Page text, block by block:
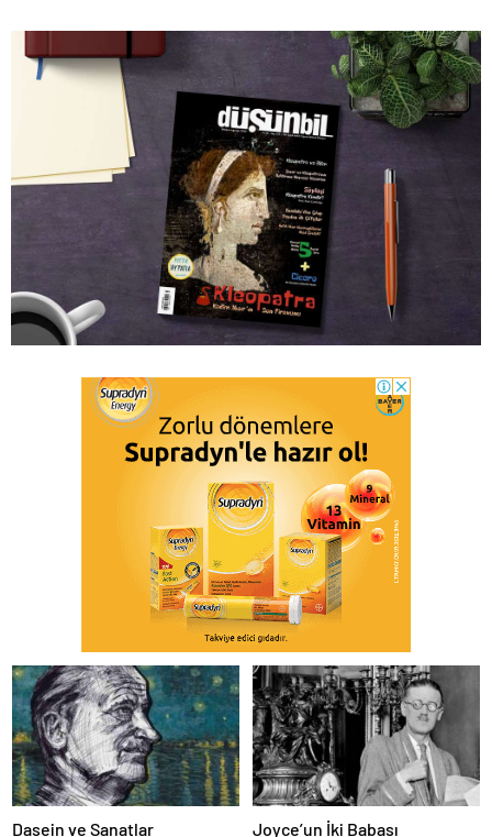
Dasein ve Sanatlar Joyce’un İki Babası